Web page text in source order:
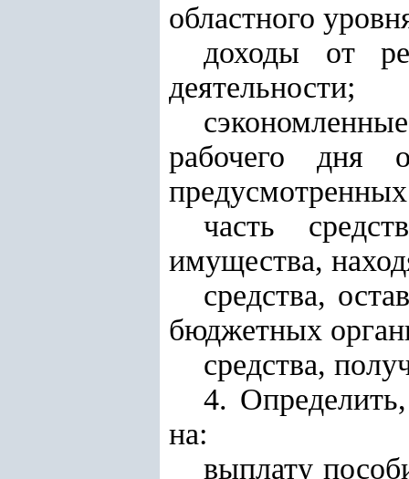
областного
доходы от
деятельности;
рабочего дня
часть
имущества,
средства,
бюджетных
средства,
4.
на:
выплату